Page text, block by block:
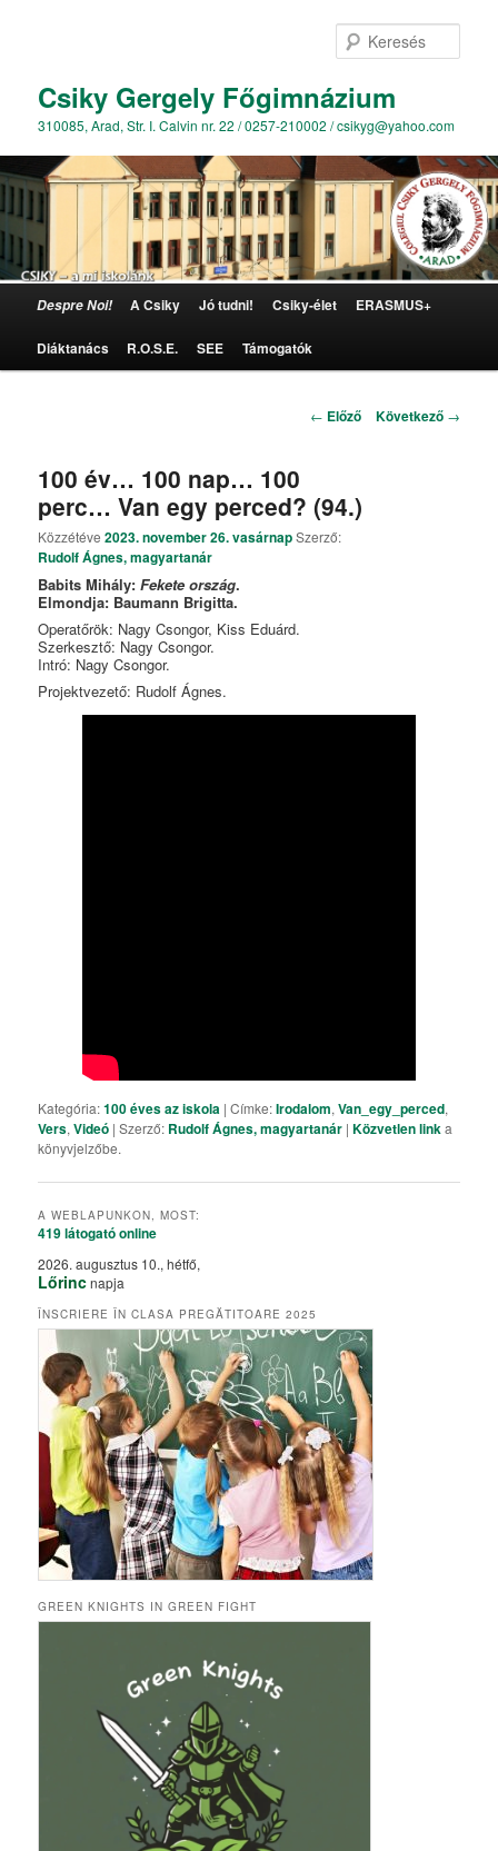
Csiky Gergely Főgimnázium
310085, Arad, Str. I. Calvin nr. 22 / 0257-210002 / csikyg@yahoo.com
Tovább az elsődleges tartalomra
Despre Noi! A Csiky Jó tudni! Csiky-élet ERASMUS+
Diáktanács R.O.S.E. SEE Támogatók
Bejegyzés navigáció
← Előző Következő →
100 év… 100 nap… 100
perc… Van egy perced? (94.)
Közzétéve2023. november 26. vasárnapSzerző:
Rudolf Ágnes, magyartanár
Babits Mihály:Fekete ország.
Elmondja: Baumann Brigitta.
Operatőrök: Nagy Csongor, Kiss Eduárd.
Szerkesztő: Nagy Csongor.
Intró: Nagy Csongor.
Projektvezető: Rudolf Ágnes.
Kategória:100 éves az iskola | Címke:Irodalom,Van_egy_perced,
Vers,Videó | Szerző: Rudolf Ágnes, magyartanár |Közvetlen linka
könyvjelzőbe.
A WEBLAPUNKON, MOST:
419 látogatóonline
2026. augusztus 10., hétfő,
Lőrincnapja
ÎNSCRIERE ÎN CLASA PREGĂTITOARE 2025
GREEN KNIGHTS IN GREEN FIGHT